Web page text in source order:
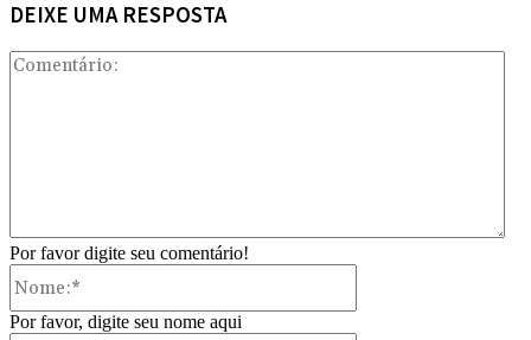
DEIXE UMA RESPOSTA
Por favor digite seu comentário!
Por favor, digite seu nome aqui